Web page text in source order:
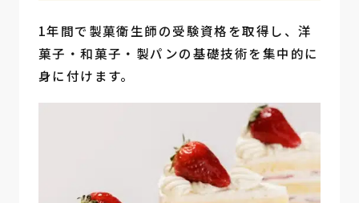
1年間で製菓衛生師の受験資格を取得し、洋
菓子・和菓子・製パンの基礎技術を集中的に
身に付けます。